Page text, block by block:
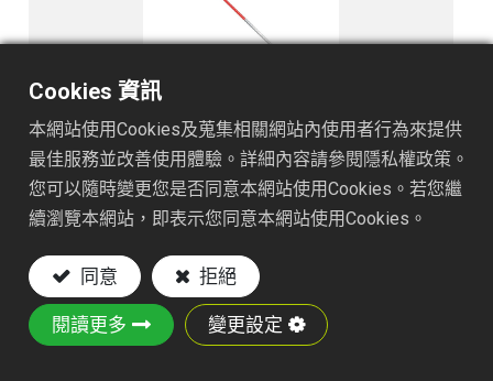
TS102A048
Cookies 資訊
本網站使用Cookies及蒐集相關網站內使用者行為來提供
最佳服務並改善使用體驗。詳細內容請參閱隱私權政策。
您可以隨時變更您是否同意本網站使用Cookies。若您繼
續瀏覽本網站，即表示您同意本網站使用Cookies。
同意 拒絕
閱讀更多 變更設定